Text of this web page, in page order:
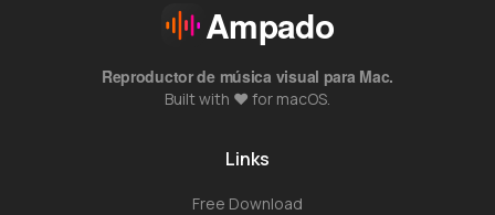
Ampado
Reproductor de música visual para Mac.
Built with ❤️ for macOS.
Links
Free Download